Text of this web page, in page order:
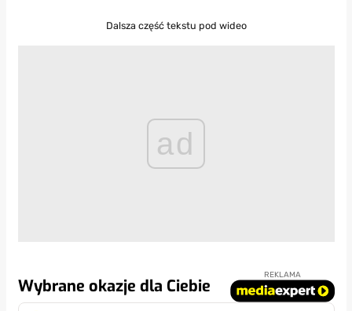
Dalsza część tekstu pod wideo
ad
Wybrane okazje dla Ciebie
REKLAMA